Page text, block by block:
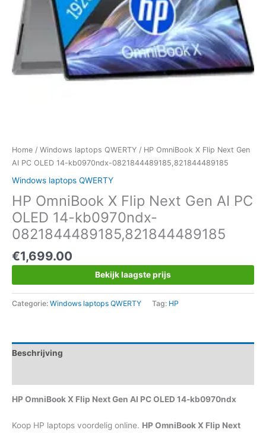
Home / Windows laptops QWERTY / HP OmniBook X Flip Next Gen
AI PC OLED 14-kb0970ndx-0821844489185,821844489185
Windows laptops QWERTY
HP OmniBook X Flip Next Gen AI PC
OLED 14-kb0970ndx-
0821844489185,821844489185
€1,699.00
Bekijk laagste prijs
Categorie: Windows laptops QWERTY Tag: HP
Beschrijving
HP OmniBook X Flip Next Gen AI PC OLED 14-kb0970ndx
Koop HP laptops voordelig online. HP OmniBook X Flip Next